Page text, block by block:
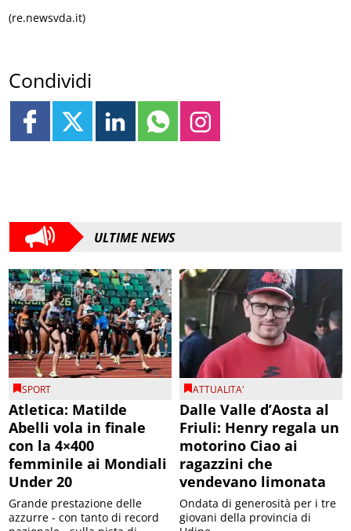
(re.newsvda.it)
Condividi
ULTIME NEWS
SPORT
Atletica: Matilde
Abelli vola in finale
con la 4×400
femminile ai Mondiali
Under 20
Grande prestazione delle
azzurre - con tanto di record
ATTUALITA'
Dalle Valle d’Aosta al
Friuli: Henry regala un
motorino Ciao ai
ragazzini che
vendevano limonata
Ondata di generosità per i tre
giovani della provincia di